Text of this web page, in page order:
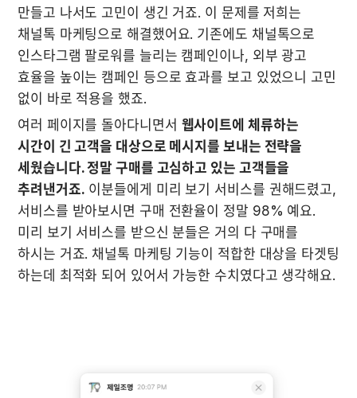
만들고 나서도 고민이 생긴 거죠. 이 문제를 저희는
채널톡 마케팅으로 해결했어요. 기존에도 채널톡으로
인스타그램 팔로워를 늘리는 캠페인이나, 외부 광고
효율을 높이는 캠페인 등으로 효과를 보고 있었으니 고민
없이 바로 적용을 했죠.
여러 페이지를 돌아다니면서 웹사이트에 체류하는
시간이 긴 고객을 대상으로 메시지를 보내는 전략을
세웠습니다. 정말 구매를 고심하고 있는 고객들을
추려낸거죠. 이분들에게 미리 보기 서비스를 권해드렸고,
서비스를 받아보시면 구매 전환율이 정말 98% 예요.
미리 보기 서비스를 받으신 분들은 거의 다 구매를
하시는 거죠. 채널톡 마케팅 기능이 적합한 대상을 타겟팅
하는데 최적화 되어 있어서 가능한 수치였다고 생각해요.